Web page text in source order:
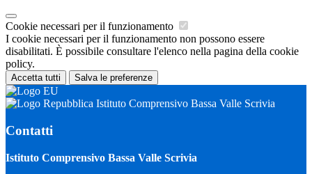
Cookie necessari per il funzionamento
I cookie necessari per il funzionamento non possono essere
disabilitati. È possibile consultare l'elenco nella pagina della cookie
policy.
Accetta tutti Salva le preferenze
Istituto Comprensivo Bassa Valle Scrivia
Contatti
Istituto Comprensivo Bassa Valle Scrivia